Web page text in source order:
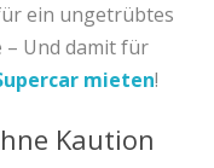
ein ungetrübtes
– Und damit für
mieten!
Kaution